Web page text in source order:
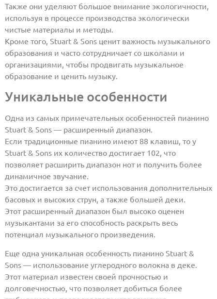
Также они уделяют большое внимание экологичности,
используя в процессе производства экологически
чистые материалы и методы.
Кроме того, Stuart & Sons ценит важность музыкального
образования и часто сотрудничает со школами и
организациями, чтобы продвигать музыкальное
образование и ценить музыку.
Уникальные особенности
Одна из самых примечательных особенностей пианино
Stuart & Sons — расширенный диапазон.
Если традиционные пианино имеют 88 клавиш, то у
Stuart & Sons их количество достигает 102, что
позволяет расширить диапазон нот и получить более
динамичное звучание.
Это достигается за счет использования дополнительных
басовых и высоких струн, а также большей деки.
Этот расширенный диапазон был высоко оценен
музыкантами за его способность раскрыть весь
потенциал музыкального произведения.
Еще одна уникальная особенность пианино Stuart &
Sons — использование углеродного волокна в деке.
Этот материал известен своей прочностью и
долговечностью, что позволяет добиться более